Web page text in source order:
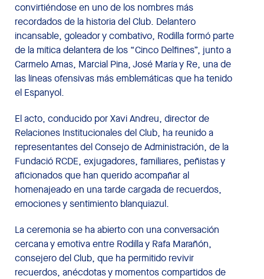
convirtiéndose en uno de los nombres más
recordados de la historia del Club. Delantero
incansable, goleador y combativo, Rodilla formó parte
de la mítica delantera de los “Cinco Delfines”, junto a
Carmelo Amas, Marcial Pina, José María y Re, una de
las líneas ofensivas más emblemáticas que ha tenido
el Espanyol.
El acto, conducido por Xavi Andreu, director de
Relaciones Institucionales del Club, ha reunido a
representantes del Consejo de Administración, de la
Fundació RCDE, exjugadores, familiares, peñistas y
aficionados que han querido acompañar al
homenajeado en una tarde cargada de recuerdos,
emociones y sentimiento blanquiazul.
La ceremonia se ha abierto con una conversación
cercana y emotiva entre Rodilla y Rafa Marañón,
consejero del Club, que ha permitido revivir
recuerdos, anécdotas y momentos compartidos de